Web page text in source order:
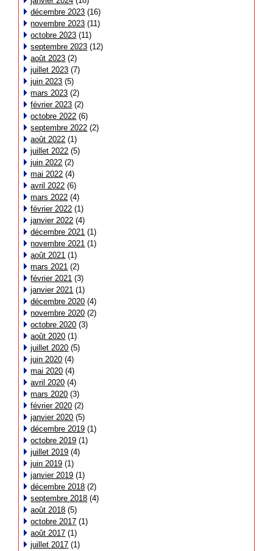
décembre 2023 (16)
novembre 2023 (11)
octobre 2023 (11)
septembre 2023 (12)
août 2023 (2)
juillet 2023 (7)
juin 2023 (5)
mars 2023 (2)
février 2023 (2)
octobre 2022 (6)
septembre 2022 (2)
août 2022 (1)
juillet 2022 (5)
juin 2022 (2)
mai 2022 (4)
avril 2022 (6)
mars 2022 (4)
février 2022 (1)
janvier 2022 (4)
décembre 2021 (1)
novembre 2021 (1)
août 2021 (1)
mars 2021 (2)
février 2021 (3)
janvier 2021 (1)
décembre 2020 (4)
novembre 2020 (2)
octobre 2020 (3)
août 2020 (1)
juillet 2020 (5)
juin 2020 (4)
mai 2020 (4)
avril 2020 (4)
mars 2020 (3)
février 2020 (2)
janvier 2020 (5)
décembre 2019 (1)
octobre 2019 (1)
juillet 2019 (4)
juin 2019 (1)
janvier 2019 (1)
décembre 2018 (2)
septembre 2018 (4)
août 2018 (5)
octobre 2017 (1)
août 2017 (1)
juillet 2017 (1)